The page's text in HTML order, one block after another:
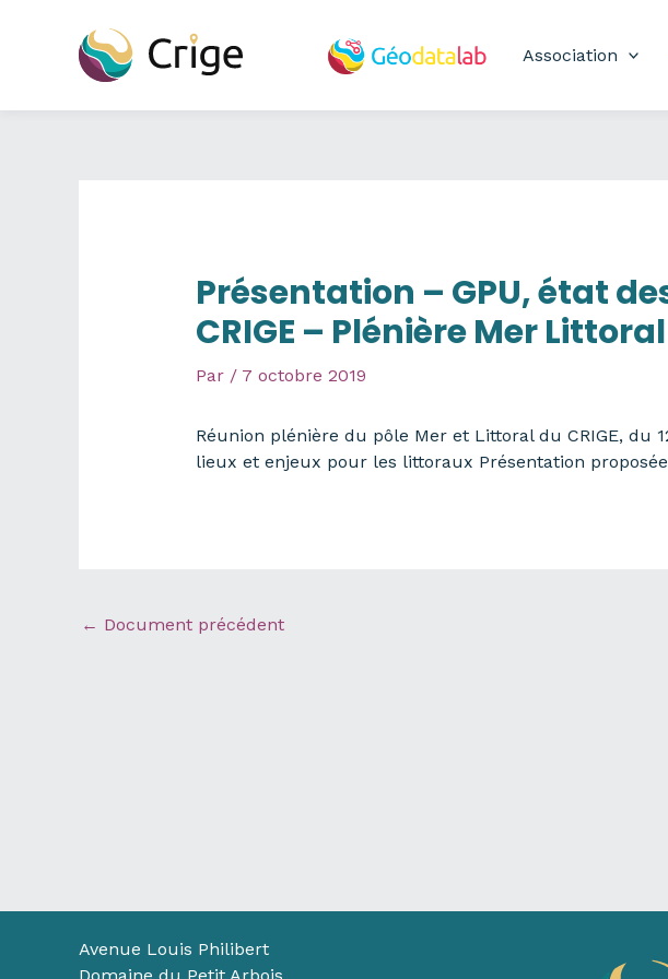
Association
Présentation – GPU, état
CRIGE – Plénière Mer
Par / 7 octobre 2019
Réunion plénière du pôle Mer et Littoral du CRIGE, du
lieux et enjeux pour les littoraux Présentation proposée
← Document précédent
Avenue Louis Philibert